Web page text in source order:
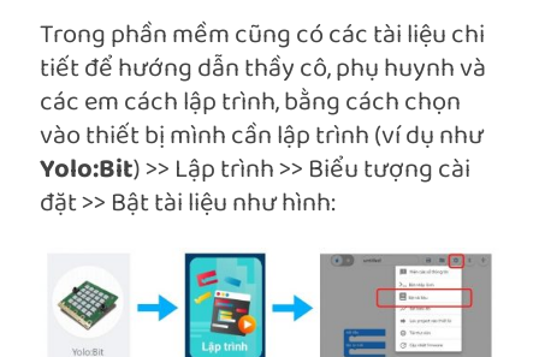
Trong phần mềm cũng có các tài liệu chi
tiết để hướng dẫn thầy cô, phụ huynh và
các em cách lập trình, bằng cách chọn
vào thiết bị mình cần lập trình (ví dụ như
Yolo:Bit) >> Lập trình >> Biểu tượng cài
đặt >> Bật tài liệu như hình: